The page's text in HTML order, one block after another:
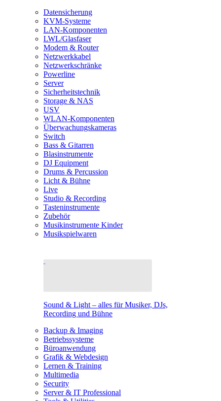
Datensicherung
KVM-Systeme
LAN-Komponenten
LWL/Glasfaser
Modem & Router
Netzwerkkabel
Netzwerkschränke
Powerline
Server
Sicherheitstechnik
Storage & NAS
USV
WLAN-Komponenten
Überwachungskameras
Switch
Bass & Gitarren
Blasinstrumente
DJ Equipment
Drums & Percussion
Licht & Bühne
Live
Studio & Recording
Tasteninstrumente
Zubehör
Musikinstrumente Kinder
Musikspielwaren
Sound & Light – alles für Musiker, DJs,
Recording und Bühne
Backup & Imaging
Betriebssysteme
Büroanwendung
Grafik & Webdesign
Lernen & Training
Multimedia
Security
Server & IT Professional